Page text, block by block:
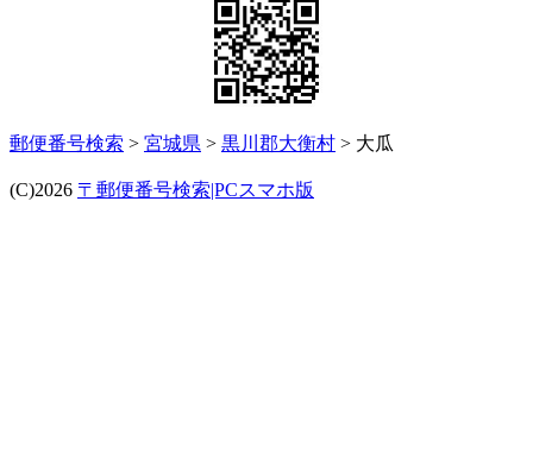
郵便番号検索 > 宮城県 > 黒川郡大衡村 > 大瓜
(C)2026 〒郵便番号検索|PCスマホ版